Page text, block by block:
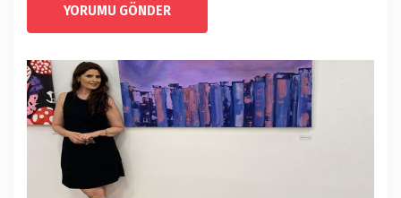
YORUMU GÖNDER